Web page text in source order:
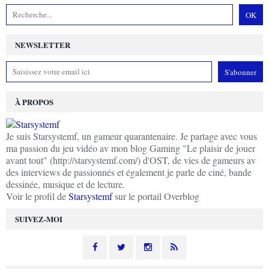
NEWSLETTER
SUIVEZ-MOI
À PROPOS
Je suis Starsystemf, un gameur quarantenaire. Je partage avec vous
ma passion du jeu vidéo av mon blog Gaming "Le plaisir de jouer
avant tout" (http://starsystemf.com/) d'OST, de vies de gameurs av
des interviews de passionnés et également je parle de ciné, bande
dessinée, musique et de lecture.
Voir le profil deStarsystemfsur le portail Overblog